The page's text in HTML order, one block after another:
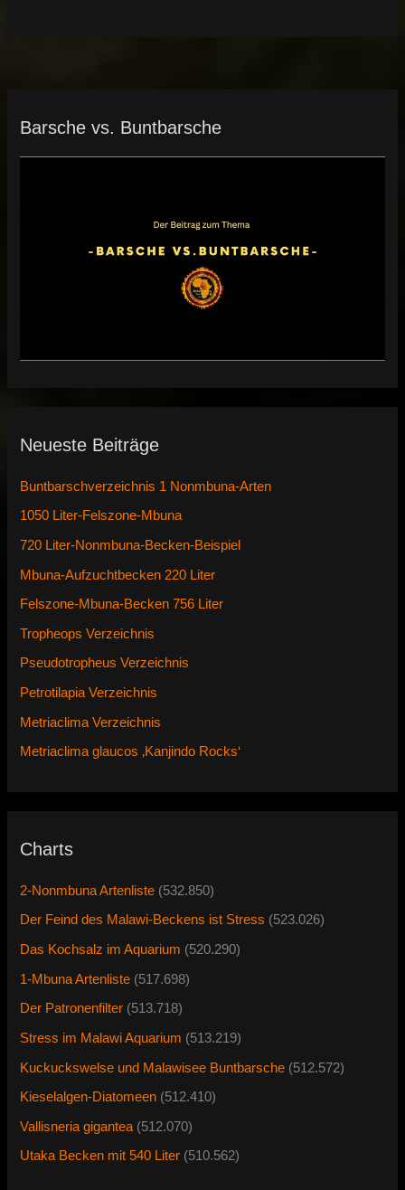
Barsche vs. Buntbarsche
Neueste Beiträge
Buntbarschverzeichnis 1 Nonmbuna-Arten
1050 Liter-Felszone-Mbuna
720 Liter-Nonmbuna-Becken-Beispiel
Mbuna-Aufzuchtbecken 220 Liter
Felszone-Mbuna-Becken 756 Liter
Tropheops Verzeichnis
Pseudotropheus Verzeichnis
Petrotilapia Verzeichnis
Metriaclima Verzeichnis
Metriaclima glaucos ‚Kanjindo Rocks‘
Charts
2-Nonmbuna Artenliste (532.850)
Der Feind des Malawi-Beckens ist Stress (523.026)
Das Kochsalz im Aquarium (520.290)
1-Mbuna Artenliste (517.698)
Der Patronenfilter (513.718)
Stress im Malawi Aquarium (513.219)
Kuckuckswelse und Malawisee Buntbarsche (512.572)
Kieselalgen-Diatomeen (512.410)
Vallisneria gigantea (512.070)
Utaka Becken mit 540 Liter (510.562)